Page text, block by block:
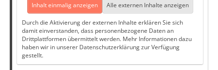
Inhalt einmalig anzeigen Alle externen Inhalte anzeigen
Durch die Aktivierung der externen Inhalte erklären Sie sich
damit einverstanden, dass personenbezogene Daten an
Drittplattformen übermittelt werden. Mehr Informationen dazu
haben wir in unserer Datenschutzerklärung zur Verfügung
gestellt.